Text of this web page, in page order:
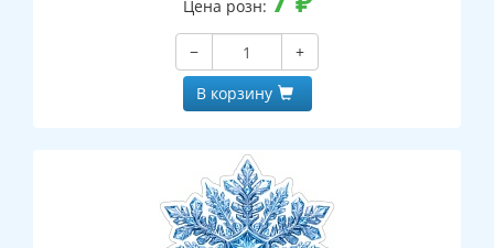
Цена розн:
−
+
В корзину